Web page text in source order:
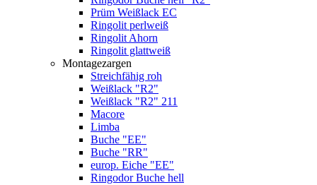
Prüm Weißlack EC
Ringolit perlweiß
Ringolit Ahorn
Ringolit glattweiß
Montagezargen
Streichfähig roh
Weißlack "R2"
Weißlack "R2" 211
Macore
Limba
Buche "EE"
Buche "RR"
europ. Eiche "EE"
Ringodor Buche hell